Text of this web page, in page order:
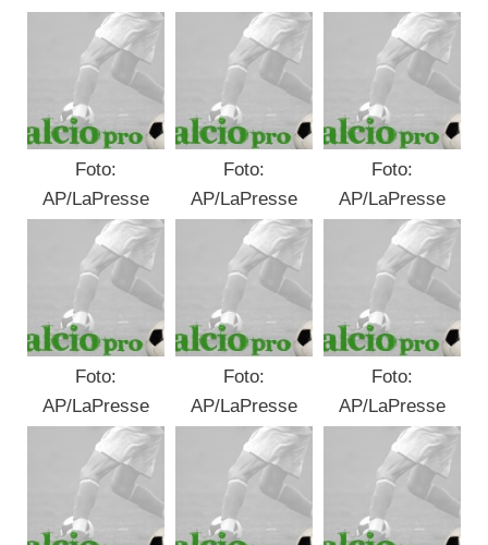
Foto:
AP/LaPresse
Foto:
AP/LaPresse
Foto:
AP/LaPresse
Foto:
AP/LaPresse
Foto:
AP/LaPresse
Foto:
AP/LaPresse